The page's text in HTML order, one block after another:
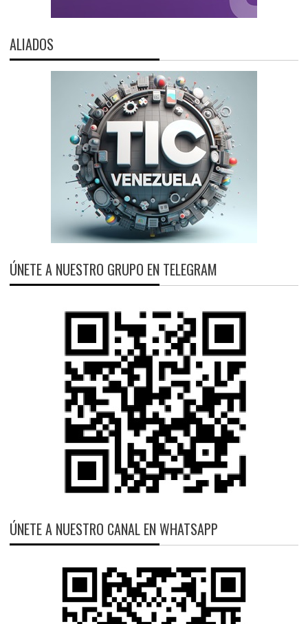
ALIADOS
ÚNETE A NUESTRO GRUPO EN TELEGRAM
ÚNETE A NUESTRO CANAL EN WHATSAPP